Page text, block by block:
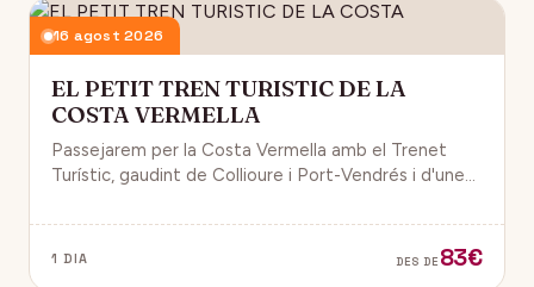
16 agost 2026
EL PETIT TREN TURISTIC DE LA
COSTA VERMELLA
Passejarem per la Costa Vermella amb el Trenet
Turístic, gaudint de Collioure i Port-Vendrés i d'unes
1 DIA DES DE 83€